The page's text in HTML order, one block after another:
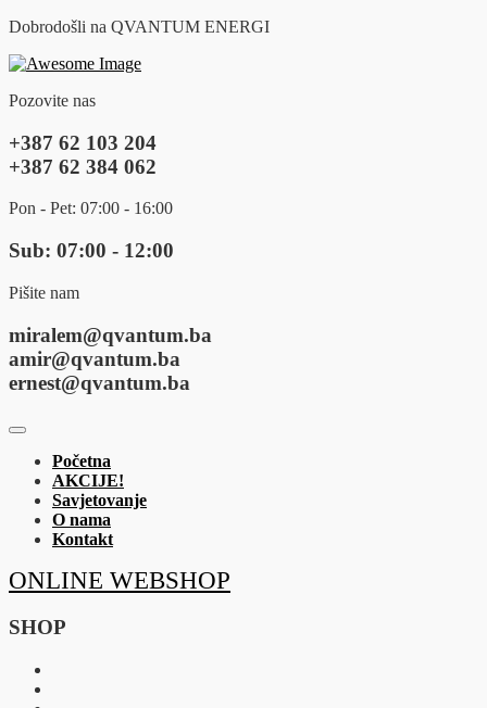
Dobrodošli na QVANTUM ENERGI
Pozovite nas
+387 62 103 204
+387 62 384 062
Pon - Pet: 07:00 - 16:00
Sub: 07:00 - 12:00
Pišite nam
miralem@qvantum.ba
amir@qvantum.ba
ernest@qvantum.ba
Početna
AKCIJE!
Savjetovanje
O nama
Kontakt
ONLINE WEBSHOP
SHOP